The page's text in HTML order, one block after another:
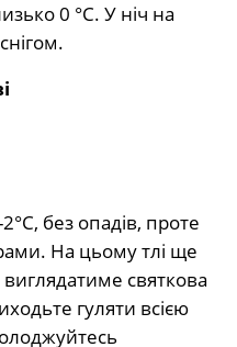
0 °С. У ніч на
без опадів, проте
На цьому тлі ще
святкова
гуляти всією